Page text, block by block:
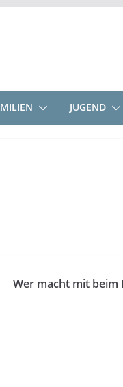
JUGEND
Wer macht mit beim